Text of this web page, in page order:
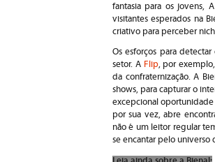
fantasia para os jovens,
visitantes esperados na
criativo para perceber
Os esforços para
setor. A Flip, por
da confraternização. A
shows, para capturar o
excepcional oportunidade
por sua vez, abre
não é um leitor regular
se encantar pelo universo